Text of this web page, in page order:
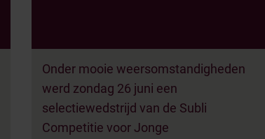
Onder mooie weersomstandigheden
werd zondag 26 juni een
selectiewedstrijd van de Subli
Competitie voor Jonge